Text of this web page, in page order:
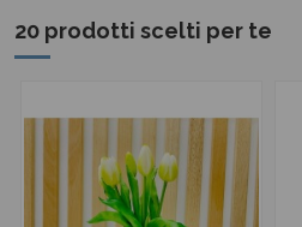
20 prodotti scelti per te